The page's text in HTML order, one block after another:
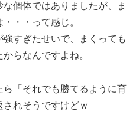
個体ではありましたが、ま
・・って感じ。
すぎたせいで、まくっても
らなんですよね。
「それでも勝てるように育
れそうですけどｗ